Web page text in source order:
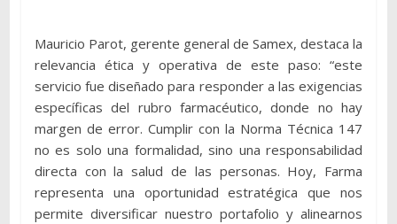
Mauricio Parot, gerente general de Samex, destaca la
relevancia ética y operativa de este paso: “este
servicio fue diseñado para responder a las exigencias
específicas del rubro farmacéutico, donde no hay
margen de error. Cumplir con la Norma Técnica 147
no es solo una formalidad, sino una responsabilidad
directa con la salud de las personas. Hoy, Farma
representa una oportunidad estratégica que nos
permite diversificar nuestro portafolio y alinearnos